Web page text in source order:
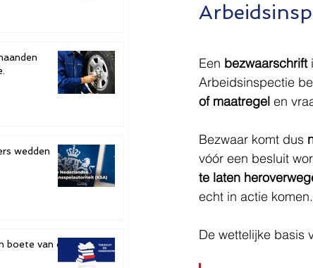
wedden
boete van de
Een bezwaarschrift
Arbeidsinspectie
of maatregel en
Bezwaar komt dus
vóór een besluit
te laten
echt in actie komen.
De wettelijke basis